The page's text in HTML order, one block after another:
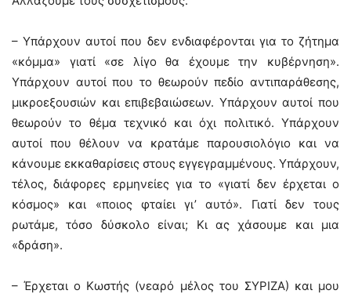
– Υπάρχουν αυτοί που δεν ενδιαφέρονται για το ζήτημα
«κόμμα» γιατί «σε λίγο θα έχουμε την κυβέρνηση».
Υπάρχουν αυτοί που το θεωρούν πεδίο αντιπαράθεσης,
μικροεξουσιών και επιβεβαιώσεων. Υπάρχουν αυτοί που
θεωρούν το θέμα τεχνικό και όχι πολιτικό. Υπάρχουν
αυτοί που θέλουν να κρατάμε παρουσιολόγιο και να
κάνουμε εκκαθαρίσεις στους εγγεγραμμένους. Υπάρχουν,
τέλος, διάφορες ερμηνείες για το «γιατί δεν έρχεται ο
κόσμος» και «ποιος φταίει γι’ αυτό». Γιατί δεν τους
ρωτάμε, τόσο δύσκολο είναι; Κι ας χάσουμε και μια
«δράση».
– Έρχεται ο Κωστής (νεαρό μέλος του ΣΥΡΙΖΑ) και μου